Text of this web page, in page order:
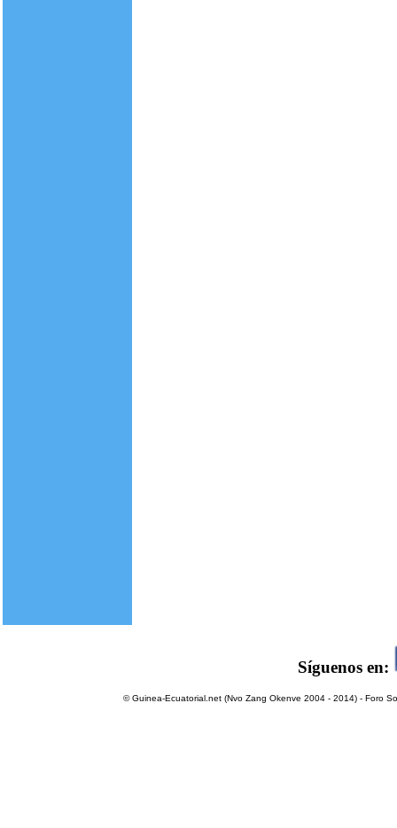
Síguenos en:
© Guinea-Ecuatorial.net (Nvo Zang Okenve 2004 - 2014) - Foro